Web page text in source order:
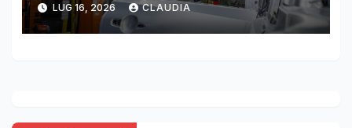
LUG 16, 2026 CLAUDIA